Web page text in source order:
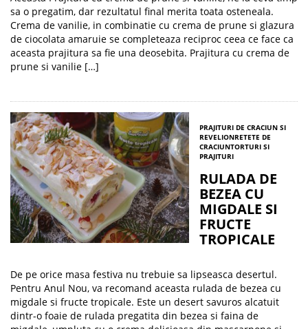
sa o pregatim, dar rezultatul final merita toata osteneala.
Crema de vanilie, in combinatie cu crema de prune si glazura
de ciocolata amaruie se completeaza reciproc ceea ce face ca
aceasta prajitura sa fie una deosebita. Prajitura cu crema de
prune si vanilie […]
PRAJITURI DE CRACIUN SI
REVELIONRETETE DE
CRACIUNTORTURI SI
PRAJITURI
RULADA DE
BEZEA CU
MIGDALE SI
FRUCTE
TROPICALE
De pe orice masa festiva nu trebuie sa lipseasca desertul.
Pentru Anul Nou, va recomand aceasta rulada de bezea cu
migdale si fructe tropicale. Este un desert savuros alcatuit
dintr-o foaie de rulada pregatita din bezea si faina de